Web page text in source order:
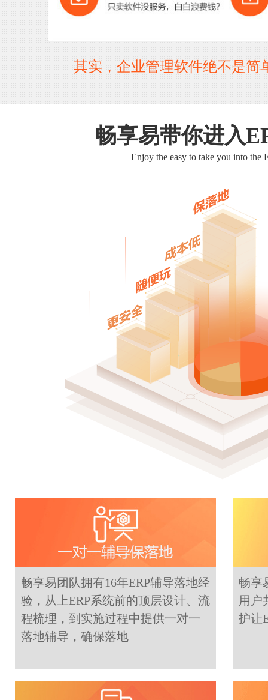
其实，企业管理软件绝不是
畅享易带你进入
Enjoy the easy to take you into the
畅享易团队拥有16年ERP辅导落地经
验，从上ERP系统前的顶层设计、流
程梳理，到实施过程中提供一对一
落地辅导，确保落地
畅享
用户
护让